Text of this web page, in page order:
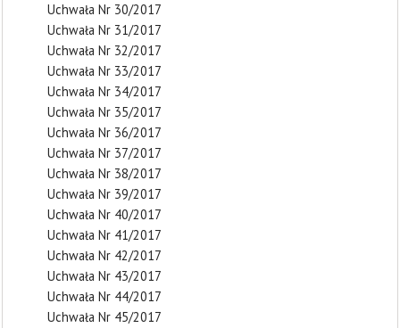
Uchwała Nr 30/2017
Uchwała Nr 31/2017
Uchwała Nr 32/2017
Uchwała Nr 33/2017
Uchwała Nr 34/2017
Uchwała Nr 35/2017
Uchwała Nr 36/2017
Uchwała Nr 37/2017
Uchwała Nr 38/2017
Uchwała Nr 39/2017
Uchwała Nr 40/2017
Uchwała Nr 41/2017
Uchwała Nr 42/2017
Uchwała Nr 43/2017
Uchwała Nr 44/2017
Uchwała Nr 45/2017